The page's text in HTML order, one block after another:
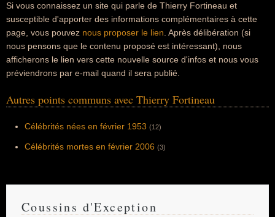
Si vous connaissez un site qui parle de Thierry Fortineau et
susceptible d'apporter des informations complémentaires à cette
page, vous pouvez nous proposer le lien . Après délibération (si
nous pensons que le contenu proposé est intéressant), nous
afficherons le lien vers cette nouvelle source d'infos et nous vous
préviendrons par e-mail quand il sera publié.
Autres points communs avec Thierry Fortineau
Célébrités nées en février 1953 (12)
Célébrités mortes en février 2006 (3)
Coussins d'Exception